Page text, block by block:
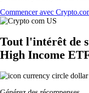
Commencer avec
Tout l'intérêt de
High Income